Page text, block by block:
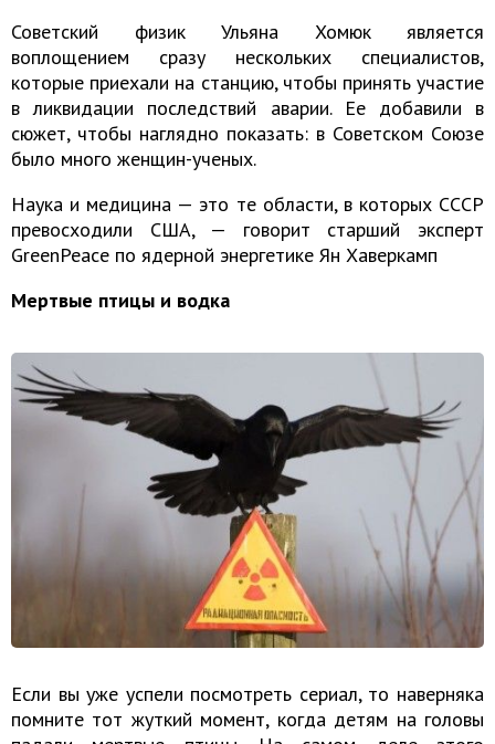
Советский физик Ульяна Хомюк является
воплощением сразу нескольких специалистов,
которые приехали на станцию, чтобы принять участие
в ликвидации последствий аварии. Ее добавили в
сюжет, чтобы наглядно показать: в Советском Союзе
было много женщин-ученых.
Наука и медицина — это те области, в которых СССР
превосходили США, — говорит старший эксперт
GreenPeace по ядерной энергетике Ян Хаверкамп
Мертвые птицы и водка
Если вы уже успели посмотреть сериал, то наверняка
помните тот жуткий момент, когда детям на головы